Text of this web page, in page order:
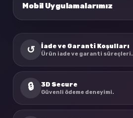
Mobil Uygulamalarımız
↺ İade ve Garanti Koşulları
Ürün iade ve garanti süreçleri.
🔒 3D Secure
Güvenli ödeme deneyimi.